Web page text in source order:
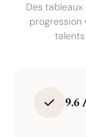
Des
progression
9.6